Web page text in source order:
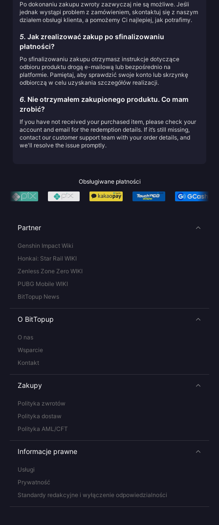
Po dokonaniu zakupu zwroty zazwyczaj nie są możliwe. Jeśli
jednak wystąpi problem z zamówieniem, skontaktuj się z naszym
działem obsługi klienta, a pomożemy Ci najlepiej, jak potrafimy.
5. Jak zrealizować zakup po sfinalizowaniu
płatności?
Po sfinalizowaniu zakupu otrzymasz instrukcje dotyczące
odbioru produktu drogą e-mailową lub bezpośrednio na
platformie. Pamiętaj, aby sprawdzić swoje konto lub skrzynkę
odbiorczą w celu uzyskania szczegółów realizacji.
6. Nie otrzymałem zakupionego produktu. Co mam
zrobić?
If you have not received your purchased item, please check your
account and email for the redemption details. If it’s still missing,
contact our customer support team with your order details, and
we'll resolve the issue promptly.
Obsługiwane płatności
Partner
Genshin Impact Wiki
Honkai: Star Rail WIKI
Zenless Zone Zero WIKI
PUBG Mobile WIKI
BitTopup News
O BitTopup
O nas
Wsparcie
Kontakt
Zakupy
Polityka zwrotów
Polityka dostaw
Polityka AML/CFT
Informacje prawne
Usługi
Prywatność
Standardy redakcyjne i wyłączenie odpowiedzialności